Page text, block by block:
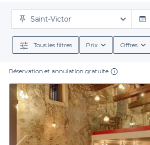
Saint-Victor
Tous les filtres Prix Offres
Réservation et annulation gratuite